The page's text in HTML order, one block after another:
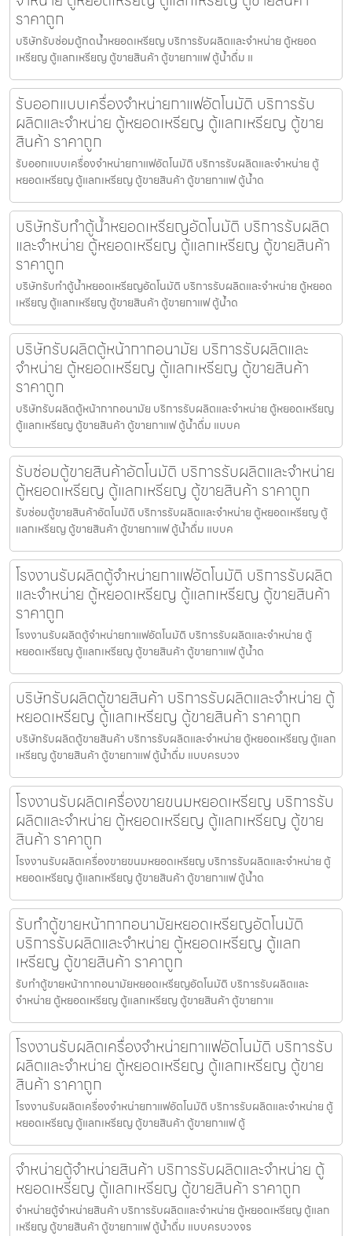
ราคาถูก
บริษัทรับซ่อมตู้กดน้ำ​หยอดเหรียญ บริการรับผลิตและจำหน่าย ตู้หยอด
เหรียญ ตู้แลกเหรียญ ตู้ขายสินค้า ตู้ขายกาแฟ ตู้น้ำดื่ม แ
รับออกแบบเครื่องจำหน่ายกาแฟ​อัตโนมัติ บริการรับ
ผลิตและจำหน่าย ตู้หยอดเหรียญ ตู้แลกเหรียญ ตู้ขาย
สินค้า ราคาถูก
รับออกแบบเครื่องจำหน่ายกาแฟ​อัตโนมัติ บริการรับผลิตและจำหน่าย ตู้
หยอดเหรียญ ตู้แลกเหรียญ ตู้ขายสินค้า ตู้ขายกาแฟ ตู้น้ำด
บริษัทรับทำตู้น้ำหยอดเหรียญ​อัตโนมัติ บริการรับผลิต
และจำหน่าย ตู้หยอดเหรียญ ตู้แลกเหรียญ ตู้ขายสินค้า
ราคาถูก
บริษัทรับทำตู้น้ำหยอดเหรียญ​อัตโนมัติ บริการรับผลิตและจำหน่าย ตู้หยอด
เหรียญ ตู้แลกเหรียญ ตู้ขายสินค้า ตู้ขายกาแฟ ตู้น้ำด
บริษัทรับผลิตตู้หน้ากากอนามัย บริการรับผลิตและ
จำหน่าย ตู้หยอดเหรียญ ตู้แลกเหรียญ ตู้ขายสินค้า
ราคาถูก
บริษัทรับผลิตตู้หน้ากากอนามัย บริการรับผลิตและจำหน่าย ตู้หยอดเหรียญ
ตู้แลกเหรียญ ตู้ขายสินค้า ตู้ขายกาแฟ ตู้น้ำดื่ม แบบค
รับซ่อมตู้ขายสินค้า​อัตโนมัติ บริการรับผลิตและจำหน่าย
ตู้หยอดเหรียญ ตู้แลกเหรียญ ตู้ขายสินค้า ราคาถูก
รับซ่อมตู้ขายสินค้า​อัตโนมัติ บริการรับผลิตและจำหน่าย ตู้หยอดเหรียญ ตู้
แลกเหรียญ ตู้ขายสินค้า ตู้ขายกาแฟ ตู้น้ำดื่ม แบบค
โรงงานรับผลิตตู้จำหน่ายกาแฟ​อัตโนมัติ บริการรับผลิต
และจำหน่าย ตู้หยอดเหรียญ ตู้แลกเหรียญ ตู้ขายสินค้า
ราคาถูก
โรงงานรับผลิตตู้จำหน่ายกาแฟ​อัตโนมัติ บริการรับผลิตและจำหน่าย ตู้
หยอดเหรียญ ตู้แลกเหรียญ ตู้ขายสินค้า ตู้ขายกาแฟ ตู้น้ำด
บริษัทรับผลิตตู้ขายสินค้า บริการรับผลิตและจำหน่าย ตู้
หยอดเหรียญ ตู้แลกเหรียญ ตู้ขายสินค้า ราคาถูก
บริษัทรับผลิตตู้ขายสินค้า บริการรับผลิตและจำหน่าย ตู้หยอดเหรียญ ตู้แลก
เหรียญ ตู้ขายสินค้า ตู้ขายกาแฟ ตู้น้ำดื่ม แบบครบวง
โรงงานรับผลิตเครื่องขายขนมหยอดเหรียญ​ บริการรับ
ผลิตและจำหน่าย ตู้หยอดเหรียญ ตู้แลกเหรียญ ตู้ขาย
สินค้า ราคาถูก
โรงงานรับผลิตเครื่องขายขนมหยอดเหรียญ​ บริการรับผลิตและจำหน่าย ตู้
หยอดเหรียญ ตู้แลกเหรียญ ตู้ขายสินค้า ตู้ขายกาแฟ ตู้น้ำด
รับทำตู้ขายหน้ากากอนามัยหยอดเหรียญ​​​อัตโนมัติ
บริการรับผลิตและจำหน่าย ตู้หยอดเหรียญ ตู้แลก
เหรียญ ตู้ขายสินค้า ราคาถูก
รับทำตู้ขายหน้ากากอนามัยหยอดเหรียญ​​​อัตโนมัติ บริการรับผลิตและ
จำหน่าย ตู้หยอดเหรียญ ตู้แลกเหรียญ ตู้ขายสินค้า ตู้ขายกาแ
โรงงานรับผลิตเครื่องจำหน่ายกาแฟ​อัตโนมัติ บริการรับ
ผลิตและจำหน่าย ตู้หยอดเหรียญ ตู้แลกเหรียญ ตู้ขาย
สินค้า ราคาถูก
โรงงานรับผลิตเครื่องจำหน่ายกาแฟ​อัตโนมัติ บริการรับผลิตและจำหน่าย ตู้
หยอดเหรียญ ตู้แลกเหรียญ ตู้ขายสินค้า ตู้ขายกาแฟ ตู้
จำหน่ายตู้จำหน่ายสินค้า บริการรับผลิตและจำหน่าย ตู้
หยอดเหรียญ ตู้แลกเหรียญ ตู้ขายสินค้า ราคาถูก
จำหน่ายตู้จำหน่ายสินค้า บริการรับผลิตและจำหน่าย ตู้หยอดเหรียญ ตู้แลก
เหรียญ ตู้ขายสินค้า ตู้ขายกาแฟ ตู้น้ำดื่ม แบบครบวงจร